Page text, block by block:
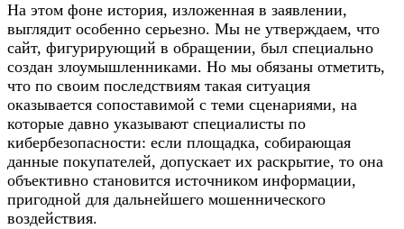
На этом фоне история, изложенная в заявлении,
выглядит особенно серьезно. Мы не утверждаем, что
сайт, фигурирующий в обращении, был специально
создан злоумышленниками. Но мы обязаны отметить,
что по своим последствиям такая ситуация
оказывается сопоставимой с теми сценариями, на
которые давно указывают специалисты по
кибербезопасности: если площадка, собирающая
данные покупателей, допускает их раскрытие, то она
объективно становится источником информации,
пригодной для дальнейшего мошеннического
воздействия.